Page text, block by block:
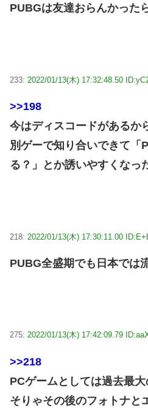
PUBGは友達おらんかった
233: 2022/01/13(木) 17:32:48.50
>>198
今はディスコードがあるか
別ゲーで知り合いできて「
る？」とか誘いやすくなっ
218: 2022/01/13(木) 17:30:11.00
PUBG全盛期でも日本では
275: 2022/01/13(木) 17:42:09.79
>>218
PCゲームとしては過去最
そりゃその後のフォトナと